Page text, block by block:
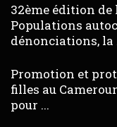
32ème édition
Populations
dénonciations, la
Promotion et
filles au
pour ...